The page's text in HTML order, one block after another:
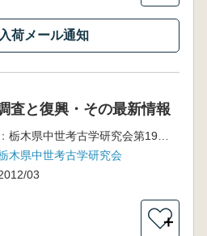
荷メール通知
査と復興・その最新情報
栃木県中世考古学研究会第19回研究会
木県中世考古学研究会
03
＋